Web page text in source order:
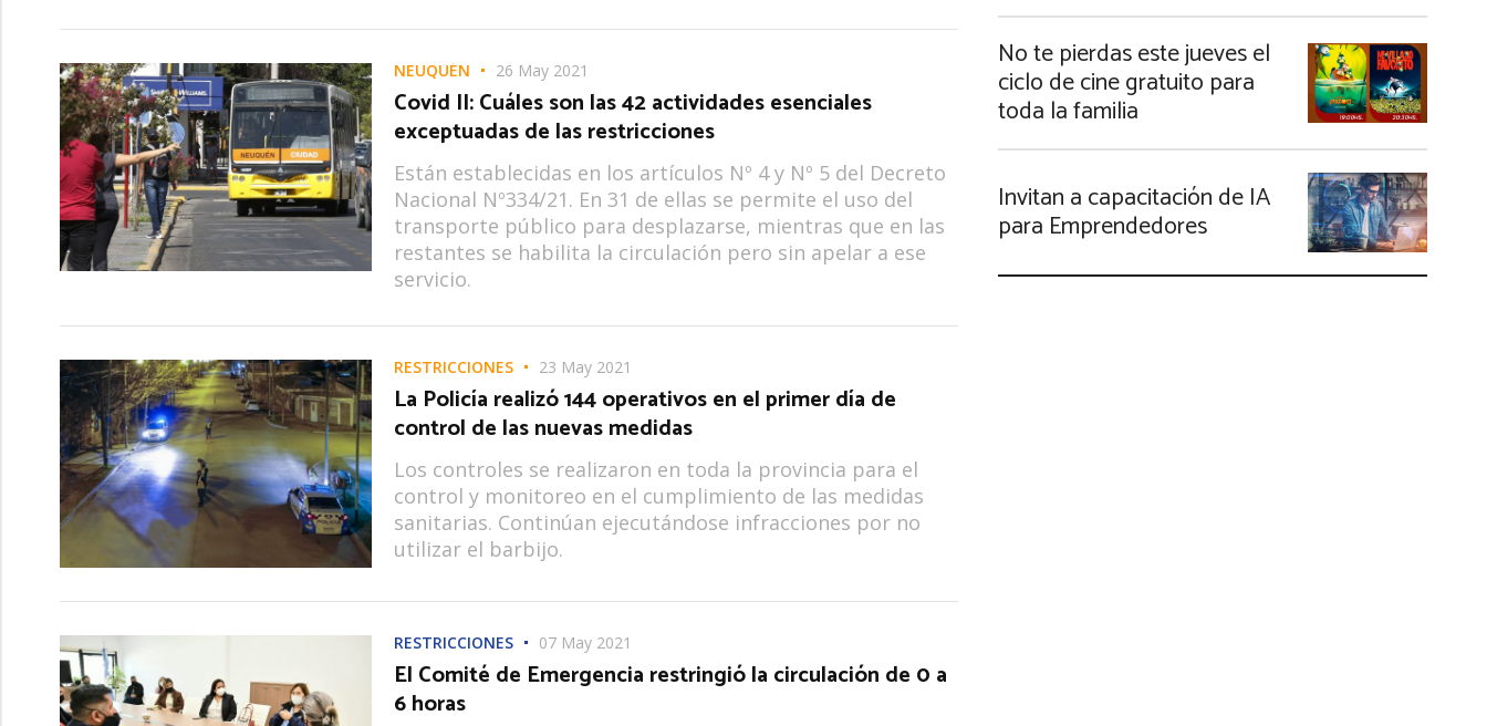
NEUQUÉN 26 May 2021
Covid II: Cuáles son las 42 actividades esenciales
exceptuadas de las restricciones
Están establecidas en los artículos Nº 4 y Nº 5 del Decreto
Nacional Nº334/21. En 31 de ellas se permite el uso del
transporte público para desplazarse, mientras que en las
restantes se habilita la circulación pero sin apelar a ese
servicio.
RESTRICCIONES 23 May 2021
La Policía realizó 144 operativos en el primer día de
control de las nuevas medidas
Los controles se realizaron en toda la provincia para el
control y monitoreo en el cumplimiento de las medidas
sanitarias. Continúan ejecutándose infracciones por no
utilizar el barbijo.
RESTRICCIONES 07 May 2021
El Comité de Emergencia restringió la circulación de 0 a
6 horas
No te pierdas este jueves el
ciclo de cine gratuito para
toda la familia
Invitan a capacitación de IA
para Emprendedores